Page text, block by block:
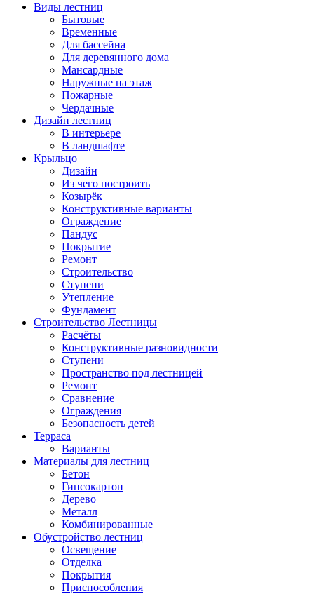
Виды лестниц
Бытовые
Временные
Для бассейна
Для деревянного дома
Мансардные
Наружные на этаж
Пожарные
Чердачные
Дизайн лестниц
В интерьере
В ландшафте
Крыльцо
Дизайн
Из чего построить
Козырёк
Конструктивные варианты
Ограждение
Пандус
Покрытие
Ремонт
Строительство
Ступени
Утепление
Фундамент
Строительство Лестницы
Расчёты
Конструктивные разновидности
Ступени
Пространство под лестницей
Ремонт
Сравнение
Ограждения
Безопасность детей
Терраса
Варианты
Материалы для лестниц
Бетон
Гипсокартон
Дерево
Металл
Комбинированные
Обустройство лестниц
Освещение
Отделка
Покрытия
Приспособления